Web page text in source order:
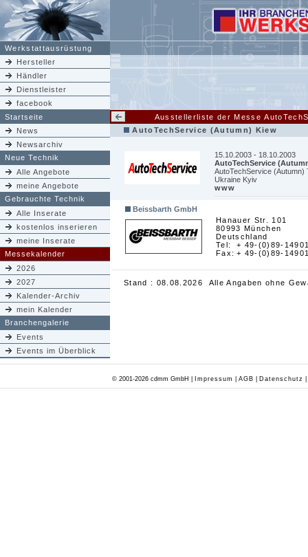
Werkstattausrüstung
Hersteller
Händler
Dienstleister
facebook
Startseite
Ausstellerliste der Messe
News
Newsarchiv
Neue Technik
Alle Angebote
meine Angebote
Gebrauchte Technik
Alle Inserate
kostenlos inserieren
meine Inserate
Messekalender
2026
2027
Kalender-Archiv
mein Kalender
Branchengalerie
Events
Events im Überblick
AutoTechService (Autumn) Kiew
15.10.2003 - 18.10.2003
AutoTechService
AutoTechService (Autumn)
Ukraine Kyiv
www
Beissbarth GmbH
Hanauer Str. 101
80993 München
Deutschland
Tel:
Fax:
+ 49-(0)89-
+ 49-(0)89-
Stand : 08.08.2026 Alle Angaben ohne
© 2001-2026 cdmm GmbH | Impressum AGB Datenschutz